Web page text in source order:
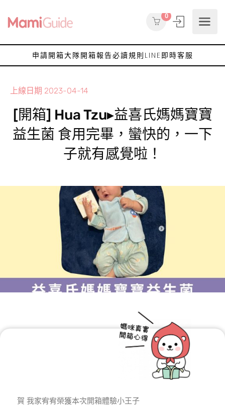
0
申請開箱大隊開箱報告必讀規則 LINE即時客服
上線日期 2023-04-14
[開箱] Hua Tzu▸益喜氏媽媽寶寶
益生菌 食用完畢，蠻快的，一下
子就有感覺啦！
賀 我家宥宥榮獲本次開箱體驗小王子